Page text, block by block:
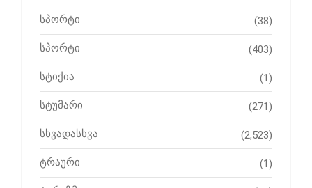
სპორტი (38)
სპორტი (403)
სტიქია (1)
სტუმარი (271)
სხვადასხვა (2,523)
ტრაური (1)